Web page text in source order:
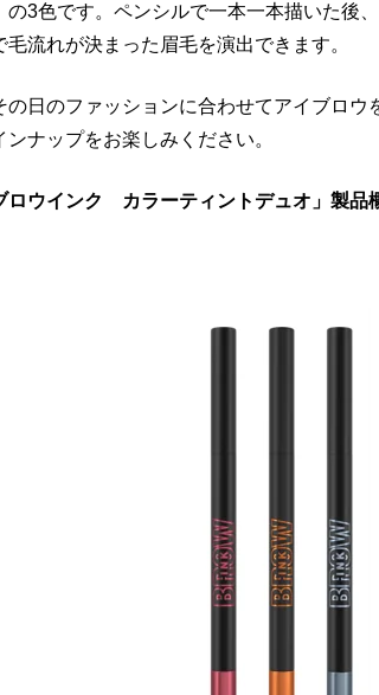
の3色です。ペンシルで一本一本描いた後
流れが決まった眉毛を演出できます。
の日のファッションに合わせてアイブロウ
ナップをお楽しみください。
ロウインク カラーティントデュオ」製品